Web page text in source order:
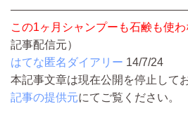
この1ヶ月シャンプーも石鹸も使
記事配信元）
はてな匿名ダイアリー 14/7/24
本記事文章は現在公開を停止して
記事の提供元にてご覧ください。